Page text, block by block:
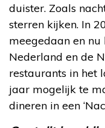
duister. Zoals
sterren kijken. In
meegedaan en nu
Nederland en de
restaurants in het
jaar mogelijk te
dineren in een